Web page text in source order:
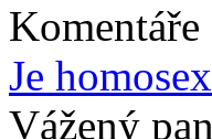
Komentáře
Je
Vážený